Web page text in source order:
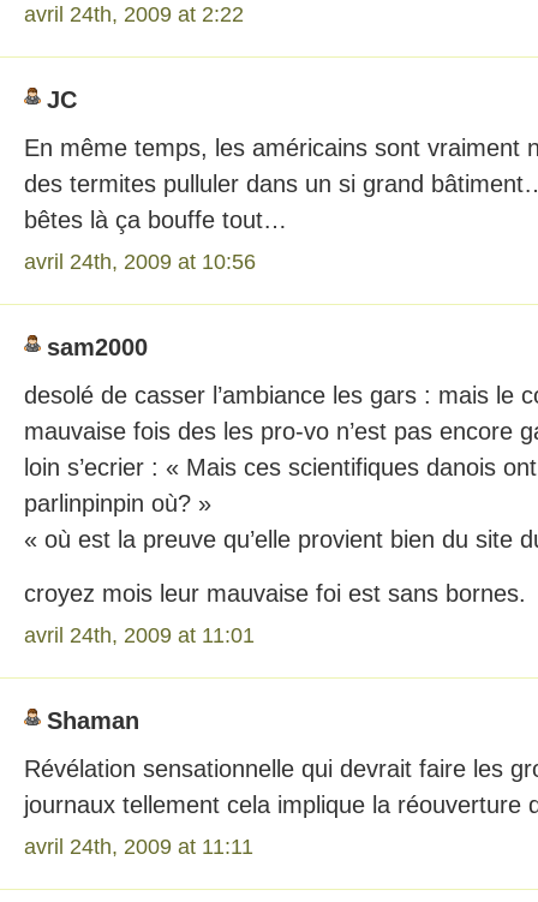
avril 24th, 2009 at 2:22
JC
En même temps, les américains sont vraiment
des termites pulluler dans un si grand
bêtes là ça bouffe tout…
avril 24th, 2009 at 10:56
sam2000
desolé de casser l’ambiance les gars : mais le
mauvaise fois des les pro-vo n’est pas encore
loin s’ecrier : « Mais ces scientifiques danois
parlinpinpin où? »
« où est la preuve qu’elle provient bien du site
croyez mois leur mauvaise foi est sans bornes.
avril 24th, 2009 at 11:01
Shaman
Révélation sensationnelle qui devrait faire les
journaux tellement cela implique la réouverture
avril 24th, 2009 at 11:11